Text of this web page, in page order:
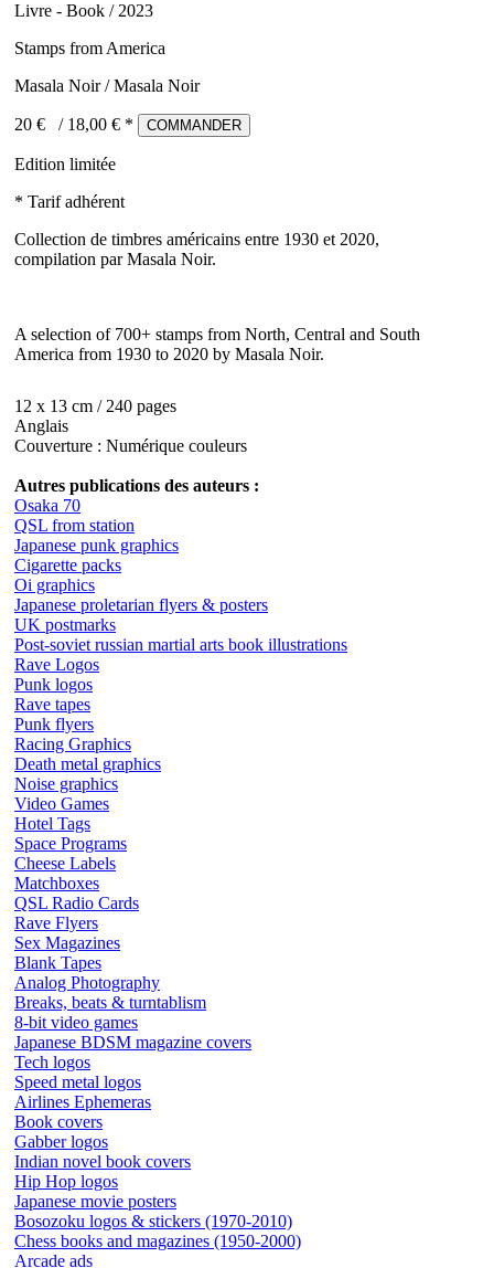
Livre - Book / 2023
Stamps from America
Masala Noir / Masala Noir
20 € / 18,00 € * COMMANDER
Edition limitée
* Tarif adhérent
Collection de timbres américains entre 1930 et 2020,
compilation par Masala Noir.
A selection of 700+ stamps from North, Central and South
America from 1930 to 2020 by Masala Noir.
12 x 13 cm / 240 pages
Anglais
Couverture : Numérique couleurs
Autres publications des auteurs :
Osaka 70
QSL from station
Japanese punk graphics
Cigarette packs
Oi graphics
Japanese proletarian flyers & posters
UK postmarks
Post-soviet russian martial arts book illustrations
Rave Logos
Punk logos
Rave tapes
Punk flyers
Racing Graphics
Death metal graphics
Noise graphics
Video Games
Hotel Tags
Space Programs
Cheese Labels
Matchboxes
QSL Radio Cards
Rave Flyers
Sex Magazines
Blank Tapes
Analog Photography
Breaks, beats & turntablism
8-bit video games
Japanese BDSM magazine covers
Tech logos
Speed metal logos
Airlines Ephemeras
Book covers
Gabber logos
Indian novel book covers
Hip Hop logos
Japanese movie posters
Bosozoku logos & stickers (1970-2010)
Chess books and magazines (1950-2000)
Arcade ads